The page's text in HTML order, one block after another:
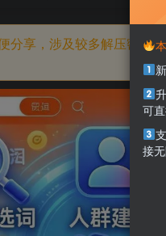
分享，涉及较多解压密码
可
接